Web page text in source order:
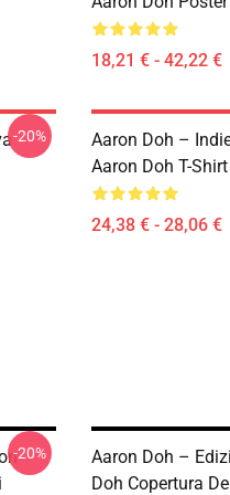
18,21 € - 42,22 €
-20%
Aaron Doh –
Aaron Doh T-Shirt
24,38 € - 28,06 €
-20%
Aaron Doh –
Doh Copertura